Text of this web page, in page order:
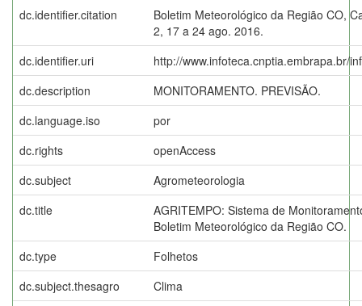
dc.identifier.citation
Boletim Meteorológico da Região CO,
2, 17 a 24 ago. 2016.
dc.identifier.uri
http://www.infoteca.cnptia.embrapa.br/
dc.description
MONITORAMENTO. PREVISÃO.
dc.language.iso
por
dc.rights
openAccess
dc.subject
Agrometeorologia
dc.title
AGRITEMPO: Sistema de
Boletim Meteorológico da Região CO.
dc.type
Folhetos
dc.subject.thesagro
Clima